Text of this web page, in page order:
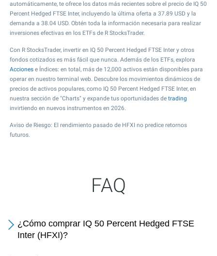
automáticamente, te ofrece los datos más recientes sobre el precio de IQ 50
Percent Hedged FTSE Inter, incluyendo la última oferta a 37.89 USD y la
demanda a 38.04 USD. Obtén toda la información necesaria para realizar
inversiones efectivas en los ETFs de R StocksTrader.
Con R StocksTrader, invertir en IQ 50 Percent Hedged FTSE Inter y otros
fondos cotizados es más fácil que nunca. Además de los ETFs, explora
Acciones e Índices: en total, más de 12,000 activos están disponibles para
operar en nuestro terminal web. Descubre los movimientos dinámicos de
precios de activos populares, como IQ 50 Percent Hedged FTSE Inter, en
nuestra sección de "Charts" y expande tus oportunidades de trading
invirtiendo en nuevos instrumentos en 2026.
Aviso de Riesgo: El rendimiento pasado de HFXI no predice retornos
futuros.
FAQ
¿Cómo comprar IQ 50 Percent Hedged FTSE
Inter (HFXI)?